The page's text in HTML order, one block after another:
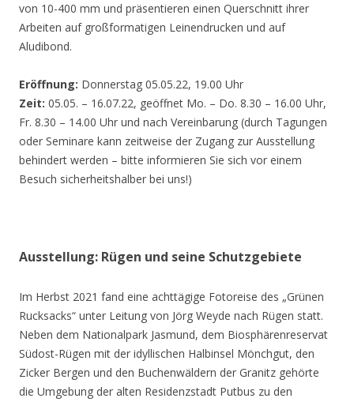
von 10-400 mm und präsentieren einen Querschnitt ihrer
Arbeiten auf großformatigen Leinendrucken und auf
Aludibond.
Eröffnung: Donnerstag 05.05.22, 19.00 Uhr
Zeit: 05.05. – 16.07.22, geöffnet Mo. – Do. 8.30 – 16.00 Uhr,
Fr. 8.30 – 14.00 Uhr und nach Vereinbarung (durch Tagungen
oder Seminare kann zeitweise der Zugang zur Ausstellung
behindert werden – bitte informieren Sie sich vor einem
Besuch sicherheitshalber bei uns!)
Ausstellung: Rügen und seine Schutzgebiete
Im Herbst 2021 fand eine achttägige Fotoreise des „Grünen
Rucksacks“ unter Leitung von Jörg Weyde nach Rügen statt.
Neben dem Nationalpark Jasmund, dem Biosphärenreservat
Südost-Rügen mit der idyllischen Halbinsel Mönchgut, den
Zicker Bergen und den Buchenwäldern der Granitz gehörte
die Umgebung der alten Residenzstadt Putbus zu den